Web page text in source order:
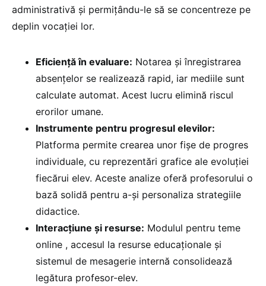
administrativă și permițându-le să se concentreze pe
deplin vocației lor.
Eficiență în evaluare: Notarea și înregistrarea
absențelor se realizează rapid, iar mediile sunt
calculate automat. Acest lucru elimină riscul
erorilor umane.
Instrumente pentru progresul elevilor:
Platforma permite crearea unor fișe de progres
individuale, cu reprezentări grafice ale evoluției
fiecărui elev. Aceste analize oferă profesorului o
bază solidă pentru a-și personaliza strategiile
didactice.
Interacțiune și resurse: Modulul pentru teme
online , accesul la resurse educaționale și
sistemul de mesagerie internă consolidează
legătura profesor-elev.